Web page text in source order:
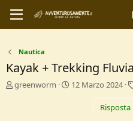
Nautica
Kayak + Trekking
C
greenworm
D12 Marzo 2024